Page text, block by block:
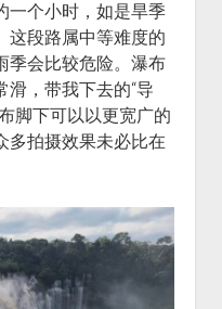
一个小时，如是旱季
这段路属中等难度的
季会比较危险。瀑布
滑，带我下去的“导
脚下可以以更宽广的
多拍摄效果未必比在